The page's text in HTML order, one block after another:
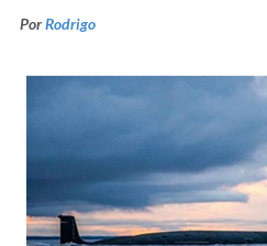
PorRodrigo